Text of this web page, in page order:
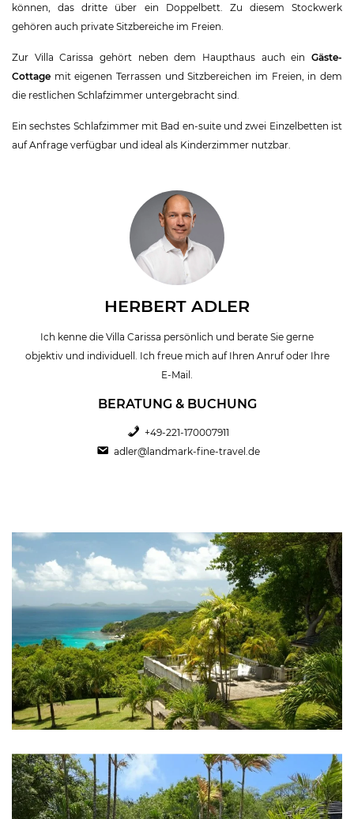
können, das dritte über ein Doppelbett. Zu diesem Stockwerk
gehören auch private Sitzbereiche im Freien.
Zur Villa Carissa gehört neben dem Haupthaus auch ein Gäste-
Cottage mit eigenen Terrassen und Sitzbereichen im Freien, in dem
die restlichen Schlafzimmer untergebracht sind.
Ein sechstes Schlafzimmer mit Bad en-suite und zwei Einzelbetten ist
auf Anfrage verfügbar und ideal als Kinderzimmer nutzbar.
HERBERT ADLER
Ich kenne die Villa Carissa persönlich und berate Sie gerne
objektiv und individuell. Ich freue mich auf Ihren Anruf oder Ihre
E-Mail.
BERATUNG & BUCHUNG
+49-221-170007911
adler@landmark-fine-travel.de